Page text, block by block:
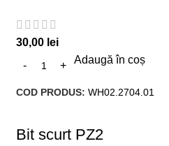
30,00 lei
Adaugă în coș
COD PRODUS: WH02.2704.01
Bit scurt PZ2